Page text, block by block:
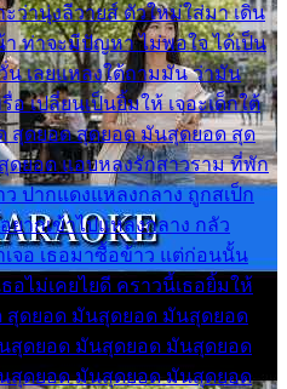
ว่านุ่งลีวายส์ ตัวใหม่ใส่มา เดิน
ท่าจะมีปัญหา ไม่พอใจ ได้เป็น
เลยแหลงใต้ถามมัน ว่ามัน
เปลี่ยนเป็นยิ้มให้ เจอะเด็กใต้
สุดยอด สุดยอด มันสุดยอด สุด
ดยอด แอบหลงรักสาวราม ที่พัก
ว ปากแดงแหลงกลาง ถูกสเป็ก
ยากเข้าไปแหลงกลาง กลัว
จอ เธอมาซื้อข้าว แต่ก่อนนั้น
ธอไม่เคยไยดี คราวนี้เธอยิ้มให้
สุดยอด มันสุดยอด มันสุดยอด
สุดยอด มันสุดยอด มันสุดยอด
สุดยอด มันสุดยอด มันสุดยอด